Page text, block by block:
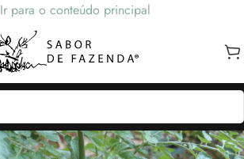
Ir para o conteúdo principal